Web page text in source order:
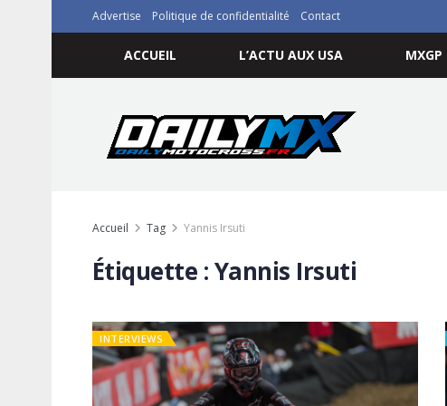
Advertise Politique de confidentialité Contact
ACCUEIL L’ACTU AUX USA MXGP
Accueil Tag Yannis Irsuti
Étiquette :Yannis Irsuti
INTERVIEWS